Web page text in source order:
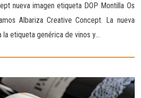
nueva imagen etiqueta DOP Montilla Os
Albariza Creative Concept. La nueva
la etiqueta genérica de vinos y…